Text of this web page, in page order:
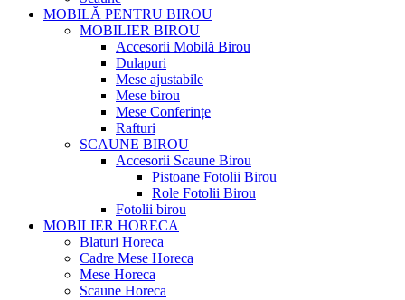
MOBILĂ PENTRU BIROU
MOBILIER BIROU
Accesorii Mobilă Birou
Dulapuri
Mese ajustabile
Mese birou
Mese Conferințe
Rafturi
SCAUNE BIROU
Accesorii Scaune Birou
Pistoane Fotolii Birou
Role Fotolii Birou
Fotolii birou
MOBILIER HORECA
Blaturi Horeca
Cadre Mese Horeca
Mese Horeca
Scaune Horeca